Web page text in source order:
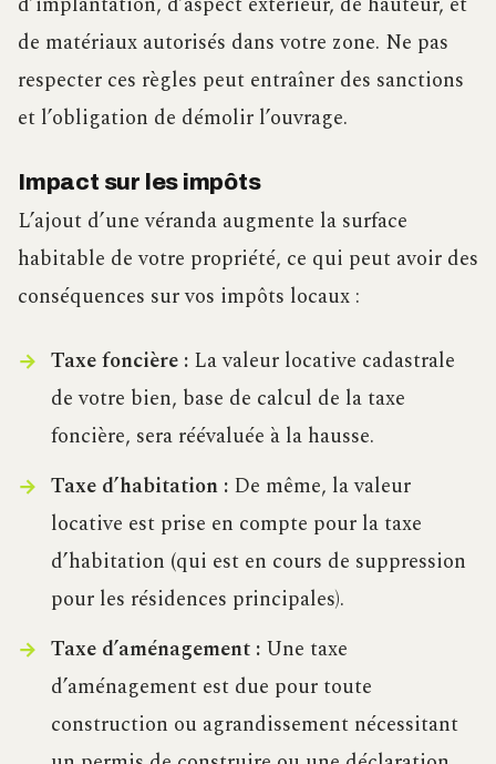
de matériaux autorisés dans votre zone. Ne pas
respecter ces règles peut entraîner des sanctions
et l’obligation de démolir l’ouvrage.
Impact sur les impôts
L’ajout d’une véranda augmente la surface
habitable de votre propriété, ce qui peut avoir des
conséquences sur vos impôts locaux :
Taxe foncière :La valeur locative cadastrale
de votre bien, base de calcul de la taxe
foncière, sera réévaluée à la hausse.
Taxe d’habitation :De même, la valeur
locative est prise en compte pour la taxe
d’habitation (qui est en cours de suppression
pour les résidences principales).
Taxe d’aménagement :Une taxe
d’aménagement est due pour toute
construction ou agrandissement nécessitant